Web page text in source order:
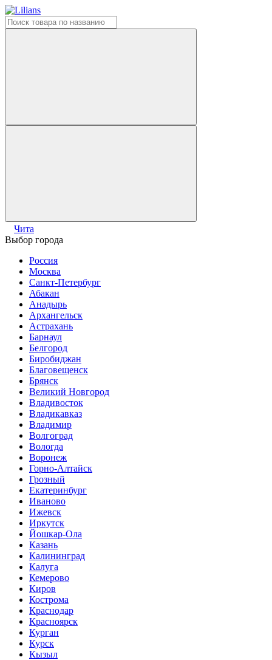
Чита
Выбор города
Россия
Москва
Санкт-Петербург
Абакан
Анадырь
Архангельск
Астрахань
Барнаул
Белгород
Биробиджан
Благовещенск
Брянск
Великий Новгород
Владивосток
Владикавказ
Владимир
Волгоград
Вологда
Воронеж
Горно-Алтайск
Грозный
Екатеринбург
Иваново
Ижевск
Иркутск
Йошкар-Ола
Казань
Калининград
Калуга
Кемерово
Киров
Кострома
Краснодар
Красноярск
Курган
Курск
Кызыл